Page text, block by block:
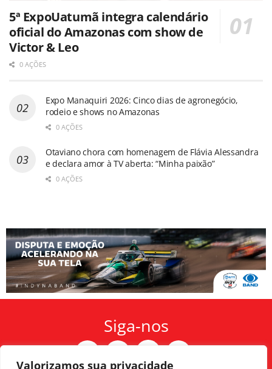
Valorizamos sua privacidade
5ª ExpoUatumã integra calendário
oficial do Amazonas com show de
Victor & Leo
0 AÇÕES
Expo Manaquiri 2026: Cinco dias de agronegócio,
rodeio e shows no Amazonas
0 AÇÕES
Otaviano chora com homenagem de Flávia Alessandra
e declara amor à TV aberta: “Minha paixão”
0 AÇÕES
Siga-nos